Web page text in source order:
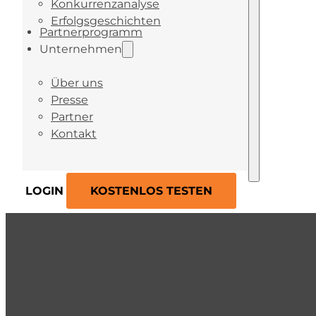
Konkurrenzanalyse
Erfolgsgeschichten
Partnerprogramm
Unternehmen
Über uns
Presse
Partner
Kontakt
LOGIN KOSTENLOS TESTEN